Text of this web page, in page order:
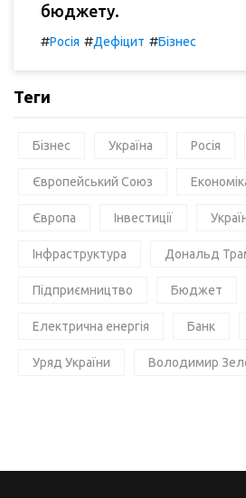
бюджету.
#Росія #Дефіцит #Бізнес
Теги
Бізнес Україна Росія
Європейський Союз
Європа Інвестиції
Інфраструктура Дональд
Підприємництво Бюджет
Електрична енергія Банк
Уряд України Володимир